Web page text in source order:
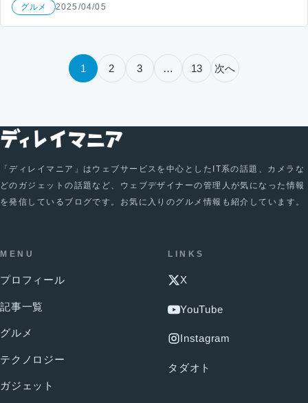
グルメ 2025/04/05
投稿のページ送り
1 2 3 … 13 次へ
「ディレイマニア」はウェブサービスを中心としたIT系の話題、カメラな
どのガジェットの話題など、ウェブデザイナーの管理人が気になった情報
を発信しているブログです。お気に入りのグルメ情報も紹介しています。
MENU
プロフィール
記事一覧
グルメ
テクノロジー
ガジェット
LINKS
X
YouTube
Instagram
タダオト